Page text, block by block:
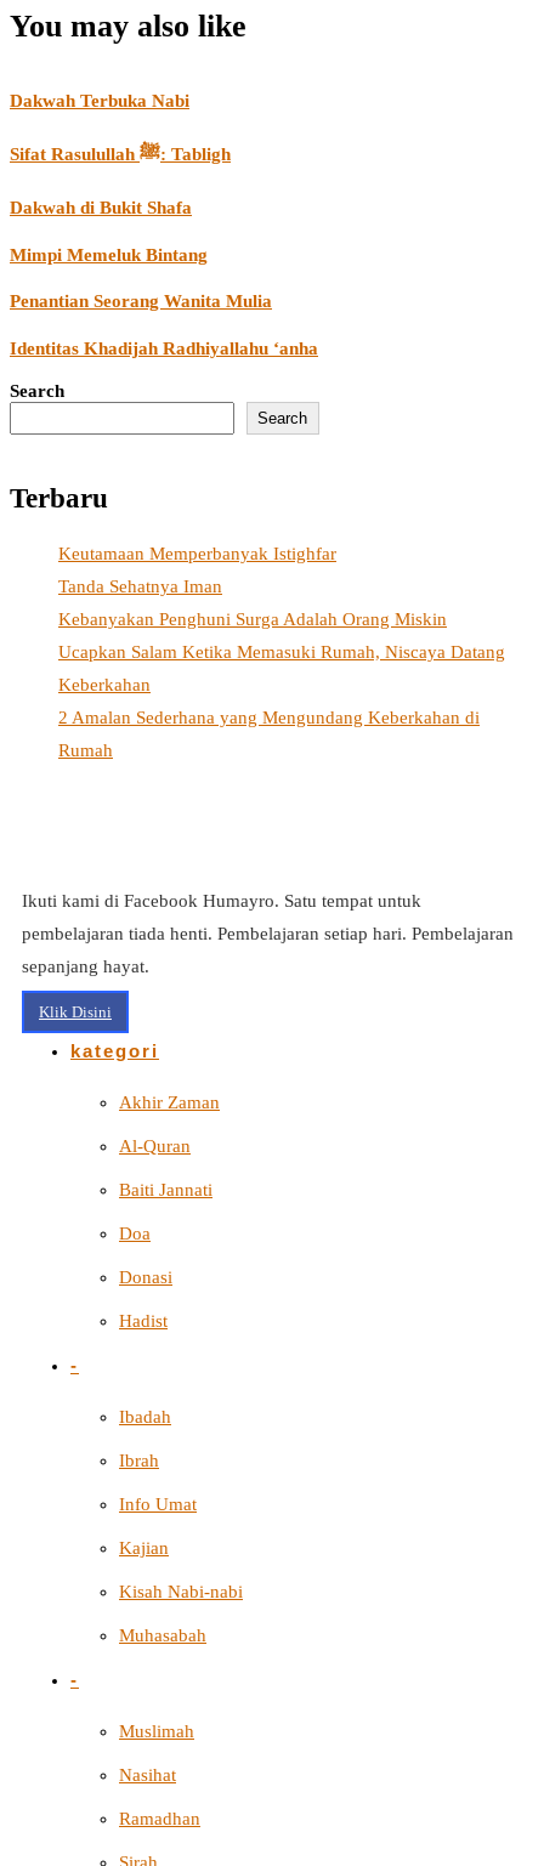
You may also like
Dakwah Terbuka Nabi
Sifat Rasulullah ﷺ: Tabligh
Dakwah di Bukit Shafa
Mimpi Memeluk Bintang
Penantian Seorang Wanita Mulia
Identitas Khadijah Radhiyallahu ‘anha
Search
Search
Terbaru
Keutamaan Memperbanyak Istighfar
Tanda Sehatnya Iman
Kebanyakan Penghuni Surga Adalah Orang Miskin
Ucapkan Salam Ketika Memasuki Rumah, Niscaya Datang
Keberkahan
2 Amalan Sederhana yang Mengundang Keberkahan di
Rumah
Ikuti kami di Facebook Humayro. Satu tempat untuk
pembelajaran tiada henti. Pembelajaran setiap hari. Pembelajaran
sepanjang hayat.
Klik Disini
kategori
Akhir Zaman
Al-Quran
Baiti Jannati
Doa
Donasi
Hadist
-
Ibadah
Ibrah
Info Umat
Kajian
Kisah Nabi-nabi
Muhasabah
-
Muslimah
Nasihat
Ramadhan